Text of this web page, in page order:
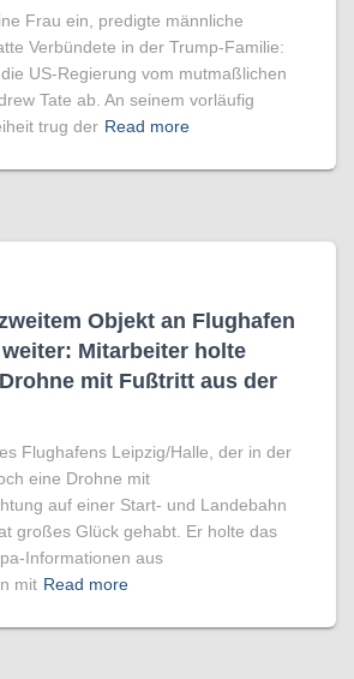
Frau ein, predigte männliche
Verbündete in der Trump-Familie:
US-Regierung vom mutmaßlichen
Tate ab. An seinem vorläufig
trug der Read more
Objekt an Flughafen
Mitarbeiter holte
mit Fußtritt aus der
Flughafens Leipzig/Halle, der in der
eine Drohne mit
auf einer Start- und Landebahn
großes Glück gehabt. Er holte das
Informationen aus
mit Read more